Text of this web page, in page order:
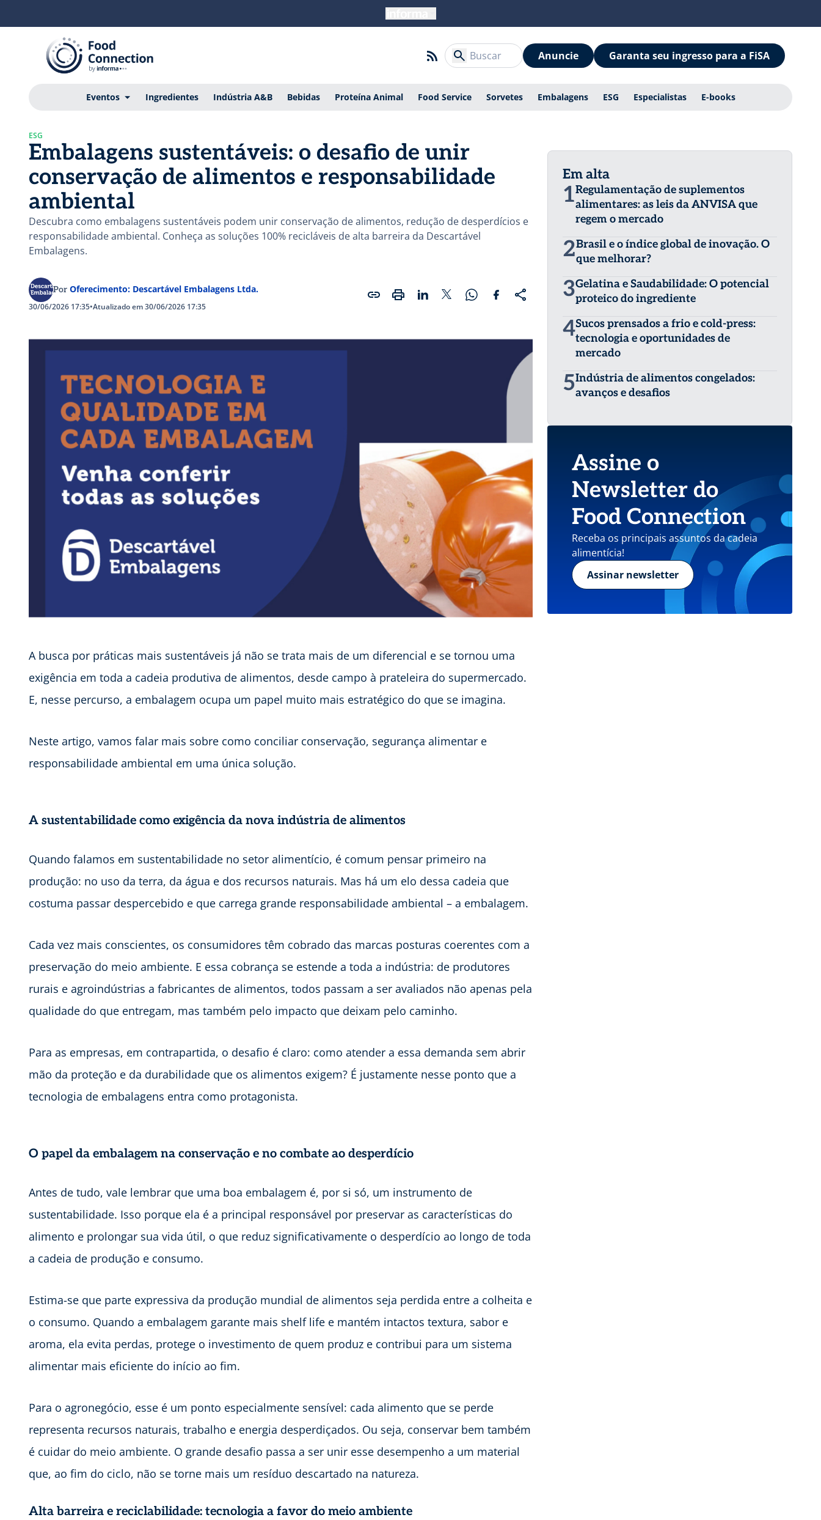
Anuncie Garanta seu ingresso para a FiSA
Eventos Ingredientes Indústria A&B Bebidas Proteína Animal Food Service Sorvetes Embalagens ESG Especialistas E-books
ESG
Embalagens sustentáveis: o desafio de unir
conservação de alimentos e responsabilidade
ambiental
Descubra como embalagens sustentáveis podem unir conservação de alimentos, redução de desperdícios e
responsabilidade ambiental. Conheça as soluções 100% recicláveis de alta barreira da Descartável
Embalagens.
Por Oferecimento: Descartável Embalagens Ltda.
30/06/2026 17:35•Atualizado em 30/06/2026 17:35
A busca por práticas mais sustentáveis já não se trata mais de um diferencial e se tornou uma
exigência em toda a cadeia produtiva de alimentos, desde campo à prateleira do supermercado.
E, nesse percurso, a embalagem ocupa um papel muito mais estratégico do que se imagina.
Neste artigo, vamos falar mais sobre como conciliar conservação, segurança alimentar e
responsabilidade ambiental em uma única solução.
A sustentabilidade como exigência da nova indústria de alimentos
Quando falamos em sustentabilidade no setor alimentício, é comum pensar primeiro na
produção: no uso da terra, da água e dos recursos naturais. Mas há um elo dessa cadeia que
costuma passar despercebido e que carrega grande responsabilidade ambiental – a embalagem.
Cada vez mais conscientes, os consumidores têm cobrado das marcas posturas coerentes com a
preservação do meio ambiente. E essa cobrança se estende a toda a indústria: de produtores
rurais e agroindústrias a fabricantes de alimentos, todos passam a ser avaliados não apenas pela
qualidade do que entregam, mas também pelo impacto que deixam pelo caminho.
Para as empresas, em contrapartida, o desafio é claro: como atender a essa demanda sem abrir
mão da proteção e da durabilidade que os alimentos exigem? É justamente nesse ponto que a
tecnologia de embalagens entra como protagonista.
O papel da embalagem na conservação e no combate ao desperdício
Antes de tudo, vale lembrar que uma boa embalagem é, por si só, um instrumento de
sustentabilidade. Isso porque ela é a principal responsável por preservar as características do
alimento e prolongar sua vida útil, o que reduz significativamente o desperdício ao longo de toda
a cadeia de produção e consumo.
Estima-se que parte expressiva da produção mundial de alimentos seja perdida entre a colheita e
o consumo. Quando a embalagem garante mais shelf life e mantém intactos textura, sabor e
aroma, ela evita perdas, protege o investimento de quem produz e contribui para um sistema
alimentar mais eficiente do início ao fim.
Para o agronegócio, esse é um ponto especialmente sensível: cada alimento que se perde
representa recursos naturais, trabalho e energia desperdiçados. Ou seja, conservar bem também
é cuidar do meio ambiente. O grande desafio passa a ser unir esse desempenho a um material
que, ao fim do ciclo, não se torne mais um resíduo descartado na natureza.
Alta barreira e reciclabilidade: tecnologia a favor do meio ambiente
Em alta
1Regulamentação de suplementos
alimentares: as leis da ANVISA que
regem o mercado
2Brasil e o índice global de inovação. O
que melhorar?
3Gelatina e Saudabilidade: O potencial
proteico do ingrediente
4Sucos prensados a frio e cold-press:
tecnologia e oportunidades de
mercado
5Indústria de alimentos congelados:
avanços e desafios
Assine o
Newsletter do
Food Connection
Receba os principais assuntos da cadeia
alimentícia!
Assinar newsletter